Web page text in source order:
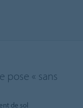
pose « sans
de sol